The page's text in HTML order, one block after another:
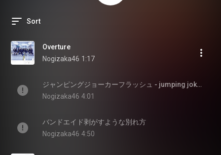
Sort
Overture
Nogizaka46 1:17
ジャンピングジョーカーフラッシュ - jumping joker flash
Nogizaka46 4:01
バンドエイド剥がすような別れ方
Nogizaka46 4:50